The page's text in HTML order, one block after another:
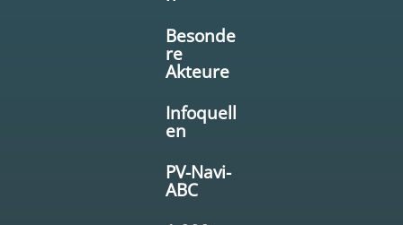
Besonde
re
Akteure
Infoquell
en
PV-Navi-
ABC